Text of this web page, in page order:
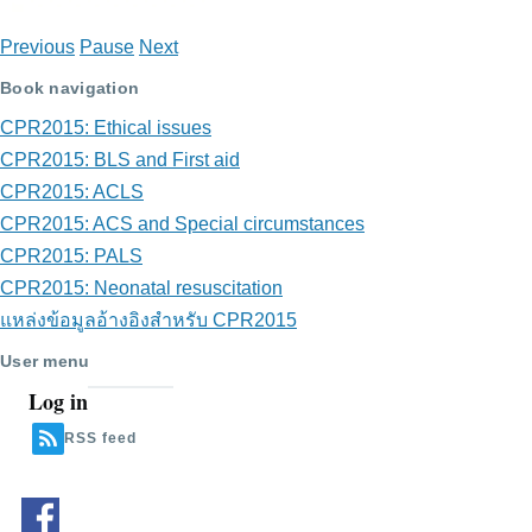
Previous Pause Next
Book navigation
CPR2015: Ethical issues
CPR2015: BLS and First aid
CPR2015: ACLS
CPR2015: ACS and Special circumstances
CPR2015: PALS
CPR2015: Neonatal resuscitation
แหล่งข้อมูลอ้างอิงสำหรับ CPR2015
User menu
Log in
RSS feed